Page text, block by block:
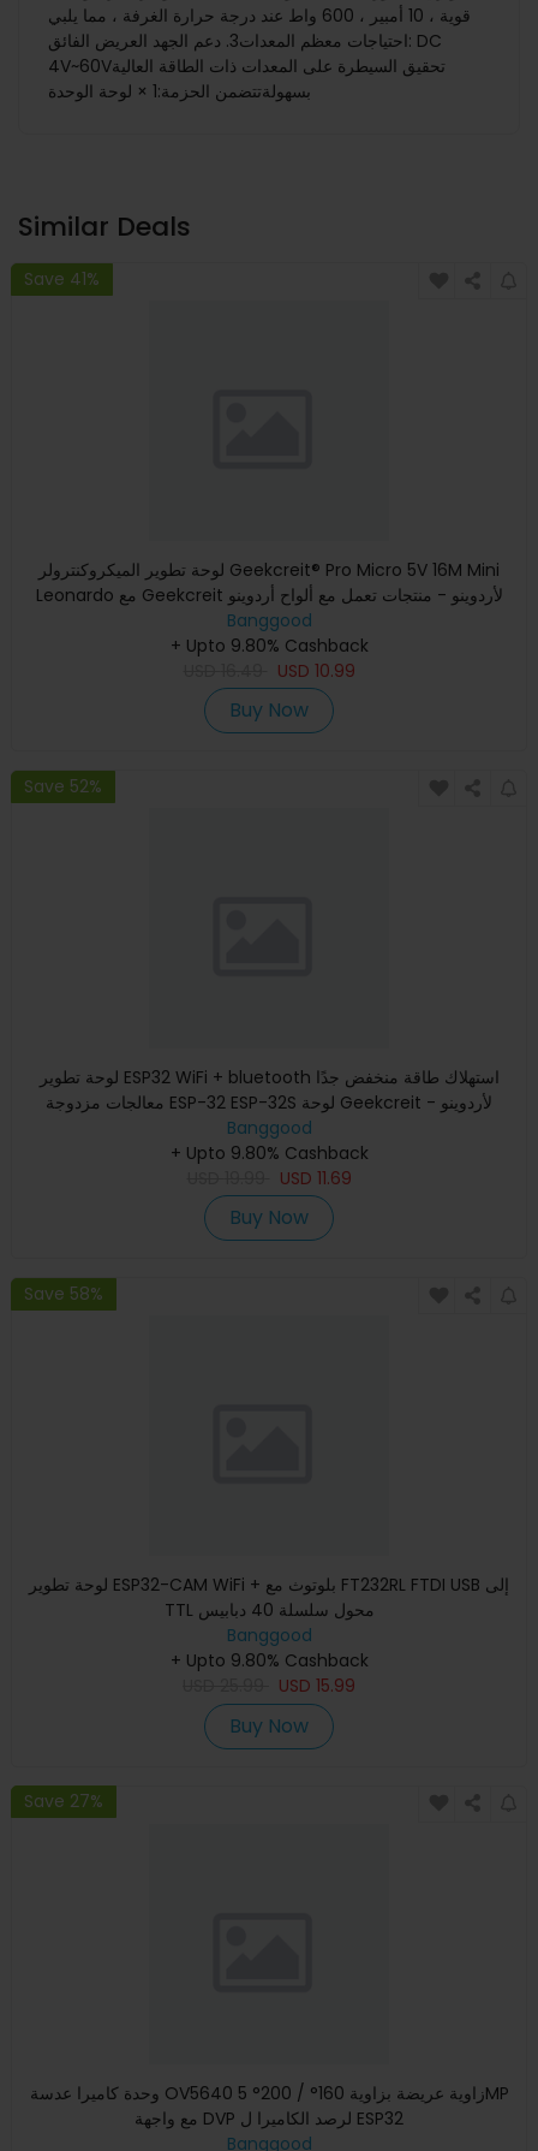
قوية ، 10 أمبير ، 600 واط عند درجة حرارة الغرفة ، مما يلبي
احتياجات معظم المعدات3. دعم الجهد العريض الفائق: DC
4V~60Vتحقيق السيطرة على المعدات ذات الطاقة العالية
بسهولةتتضمن الحزمة:1 × لوحة الوحدة
Similar Deals
Save 41%
لوحة تطوير الميكروكنترولر Geekcreit® Pro Micro 5V 16M Mini
Leonardo مع Geekcreit لأردوينو - منتجات تعمل مع ألواح أردوينو
Banggood
+ Upto 9.80% Cashback
USD 10.99
Buy Now
Save 52%
لوحة تطوير ESP32 WiFi + bluetooth استهلاك طاقة منخفض جدًا
معالجات مزدوجة ESP-32 ESP-32S لوحة Geekcreit لأردوينو -
منتجات
Banggood
+ Upto 9.80% Cashback
USD 11.69
Buy Now
Save 58%
لوحة تطوير ESP32-CAM WiFi + بلوتوث مع FT232RL FTDI USB إلى
TTL محول سلسلة 40 دبابيس
Banggood
+ Upto 9.80% Cashback
USD 15.99
Buy Now
Save 27%
وحدة كاميرا عدسة OV5640 زاوية عريضة بزاوية 160° / 200° 5MP
مع واجهة DVP لرصد الكاميرا ل ESP32
Banggood